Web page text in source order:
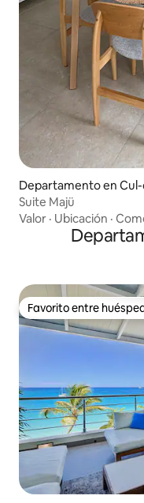
Departamento en
Suite Majü
Valor · Ubicación ·
Favorito entre
Favorito entre